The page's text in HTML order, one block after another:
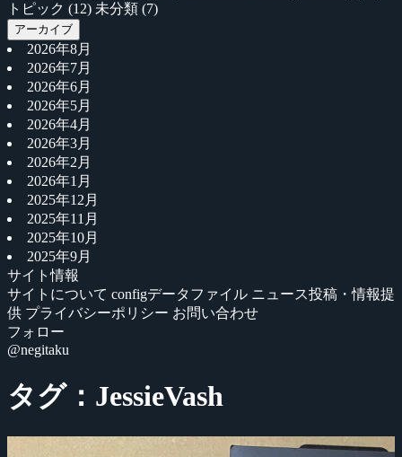
トピック (12) 未分類 (7)
アーカイブ
2026年8月
2026年7月
2026年6月
2026年5月
2026年4月
2026年3月
2026年2月
2026年1月
2025年12月
2025年11月
2025年10月
2025年9月
サイト情報
サイトについて configデータファイル ニュース投稿・情報提
供 プライバシーポリシー お問い合わせ
フォロー
@negitaku
タグ：JessieVash